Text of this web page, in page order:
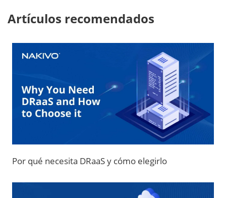
Artículos recomendados
Por qué necesita DRaaS y cómo elegirlo